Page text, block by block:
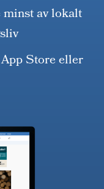
av lokalt
Store eller